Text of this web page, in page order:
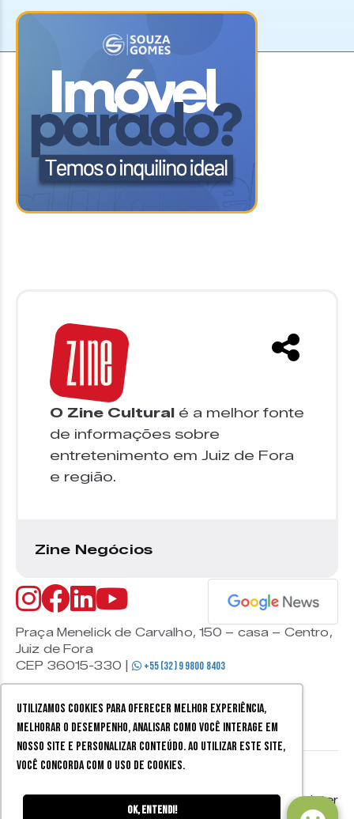
Utilizamos cookies para oferecer melhor experiência,
melhorar o desempenho, analisar como você interage em
nosso site e personalizar conteúdo. Ao utilizar este site,
você concorda com o uso de cookies.
Ok, entendi!
O Zine Cultural é a melhor fonte
de informações sobre
entretenimento em Juiz de Fora
e região.
Zine Negócios
Praça Menelick de Carvalho, 150 – casa – Centro,
Juiz de Fora
CEP 36015-330 |
+55 (32) 9 9800 8403
os direitos reservados.
Mobister